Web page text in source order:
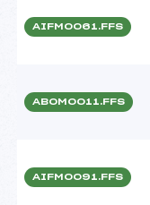
AIFM0061.FFS
ABOM0011.FFS
AIFM0091.FFS